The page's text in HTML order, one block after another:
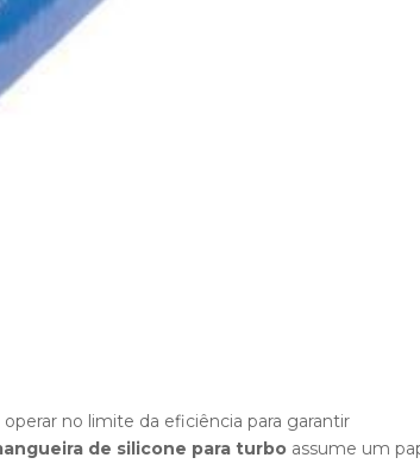
no limite da eficiência para garantir
de silicone para turbo assume um